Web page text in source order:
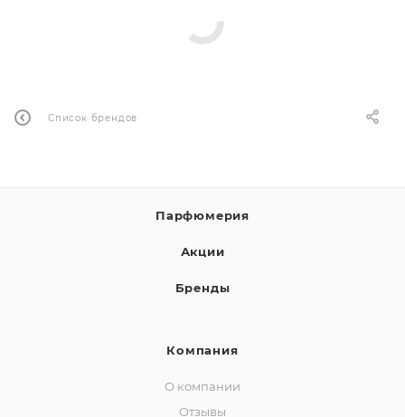
Список брендов
Парфюмерия
Акции
Бренды
Компания
О компании
Отзывы